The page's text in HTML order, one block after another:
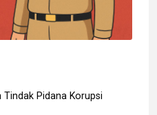
Pidana Korupsi